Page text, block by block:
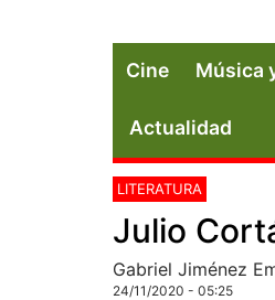
Cine Música
Actualidad
LITERATURA
Julio
Gabriel Jiménez
24/11/2020 - 05:25